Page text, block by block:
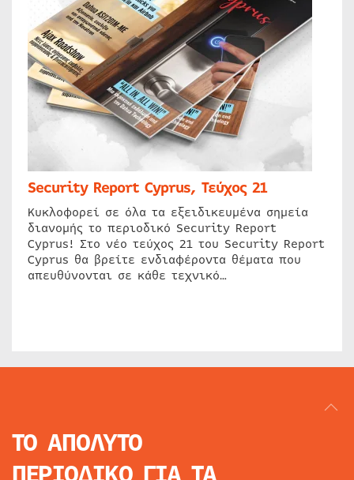
Security Report Cyprus, Τεύχος 21
Κυκλοφορεί σε όλα τα εξειδικευμένα σημεία
διανομής το περιοδικό Security Report
Cyprus! Στο νέο τεύχος 21 του Security Report
Cyprus θα βρείτε ενδιαφέροντα θέματα που
απευθύνονται σε κάθε τεχνικό…
ΤΟ ΑΠΟΛΥΤΟ